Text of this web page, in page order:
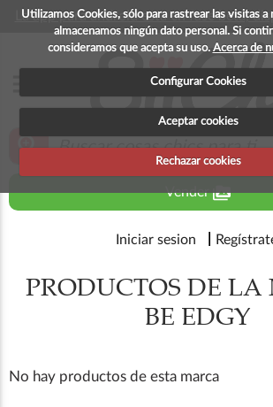
Utilizamos Cookies, sólo para rastrear las visitas
almacenamos ningún dato personal. Si
consideramos que acepta su uso. Acerca de
Configurar Cookies
Aceptar cookies
Rechazar cookies
La app para android esta en fase beta,
zoom_in
Venderperm_media
Iniciar sesion
PRODUCTOS DE LA
BE EDGY
No hay productos de esta marca